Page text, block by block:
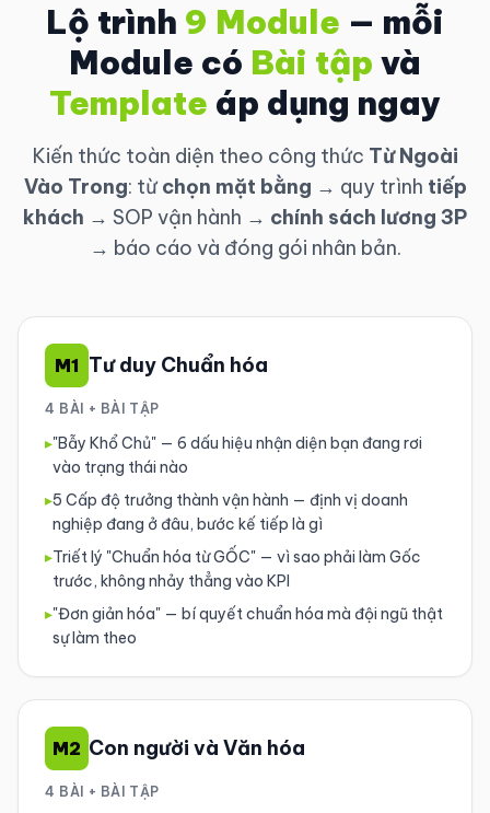
Lộ trình 9 Module — mỗi
Module có Bài tập và
Template áp dụng ngay
Kiến thức toàn diện theo công thức Từ Ngoài
Vào Trong: từchọn mặt bằng → quy trình tiếp
khách → SOP vận hành → chính sách lương 3P
→ báo cáo và đóng gói nhân bản.
M1 Tư duy Chuẩn hóa
4 BÀI + BÀI TẬP
▸"Bẫy Khổ Chủ" — 6 dấu hiệu nhận diện bạn đang rơi
vào trạng thái nào
▸5 Cấp độ trưởng thành vận hành — định vị doanh
nghiệp đang ở đâu, bước kế tiếp là gì
▸Triết lý "Chuẩn hóa từ GỐC" — vì sao phải làm Gốc
trước, không nhảy thẳng vào KPI
▸"Đơn giản hóa" — bí quyết chuẩn hóa mà đội ngũ thật
sự làm theo
M2 Con người và Văn hóa
4 BÀI + BÀI TẬP